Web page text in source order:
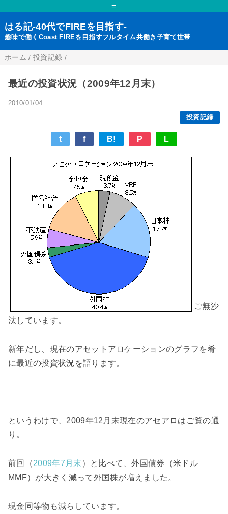
=
はる記-40代でFIREを目指す-
趣味で働くCoast FIREを目指すフルタイム共働き子育て世帯
ホーム / 投資記録 /
最近の投資状況（2009年12月末）
2010/01/04
投資記録
t f B! P L
ご無沙
汰しています。
新年だし、現在のアセットアロケーションのグラフを肴
に最近の投資状況を語ります。
というわけで、2009年12月末現在のアセアロはご覧の通
り。
前回（2009年7月末 ）と比べて、外国債券（米ドル
MMF）が大きく減って外国株が増えました。
現金同等物も減らしています。